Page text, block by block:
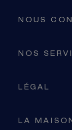
NOUS
NOS
LÉGAL
LA